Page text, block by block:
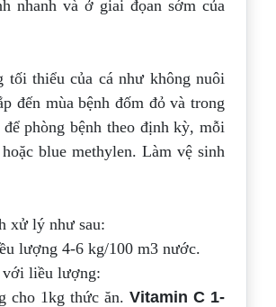
nhanh và ở giai đọan sớm của
tối thiểu của cá như không nuôi
đến mùa bệnh đốm đỏ và trong
để phòngbệnh theo định kỳ, mỗi
hoặcblue methylen. Làm vệ sinh
xử lý như sau:
lượng 4-6 kg/100 m3 nước.
với liều lượng:
cho 1kg thức ăn. Vitamin C 1-